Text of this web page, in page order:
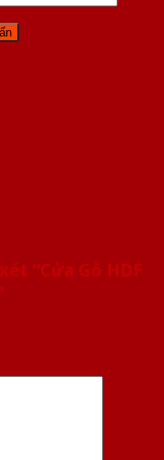
“Cửa Gỗ HDF